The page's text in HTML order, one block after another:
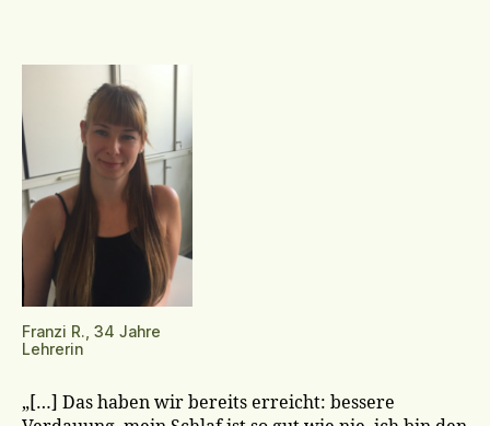
Franzi R., 34 Jahre
Lehrerin
„[…] Das haben wir bereits erreicht: bessere